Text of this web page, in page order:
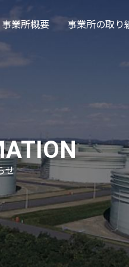
事業所概要 事業所の取り
せ